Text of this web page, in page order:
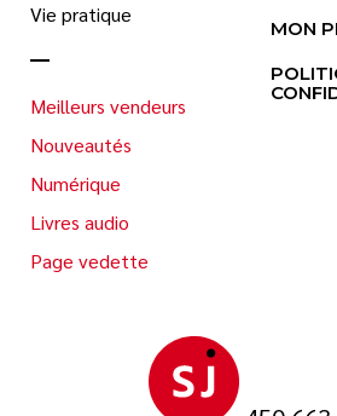
Vie pratique
Meilleurs vendeurs
Nouveautés
Numérique
Livres audio
Page vedette
MON